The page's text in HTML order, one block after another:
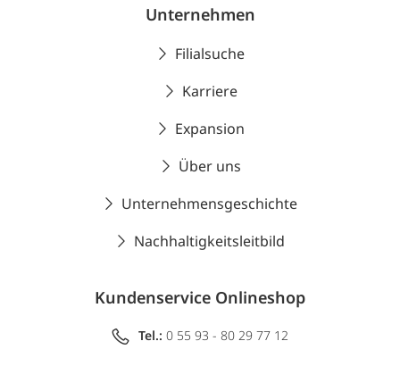
Unternehmen
Filialsuche
Karriere
Expansion
Über uns
Unternehmensgeschichte
Nachhaltigkeitsleitbild
Kundenservice Onlineshop
Tel.: 0 55 93 - 80 29 77 12